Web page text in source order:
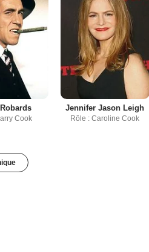
Cook
Jennifer Jason Leigh
Rôle : Caroline Cook